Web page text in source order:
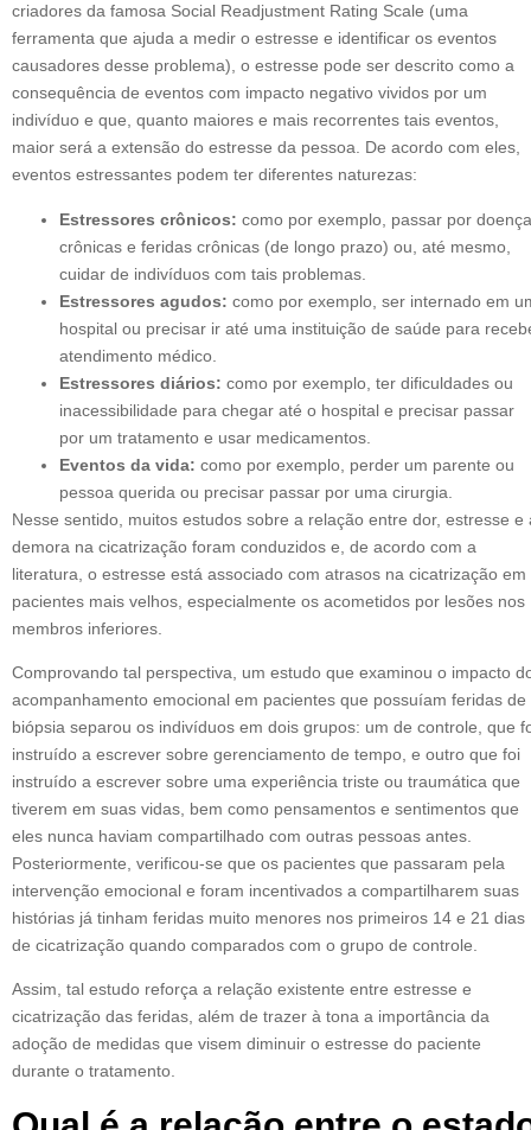
criadores da famosa Social Readjustment Rating Scale (uma
ferramenta que ajuda a medir o estresse e identificar os eventos
causadores desse problema), o estresse pode ser descrito como a
consequência de eventos com impacto negativo vividos por um
indivíduo e que, quanto maiores e mais recorrentes tais eventos,
maior será a extensão do estresse da pessoa. De acordo com eles,
eventos estressantes podem ter diferentes naturezas:
Estressores crônicos: como por exemplo, passar por
crônicas e feridas crônicas (de longo prazo) ou, até mesmo,
cuidar de indivíduos com tais problemas.
Estressores agudos: como por exemplo, ser internado em
hospital ou precisar ir até uma instituição de saúde para
atendimento médico.
Estressores diários: como por exemplo, ter dificuldades ou
inacessibilidade para chegar até o hospital e precisar passar
por um tratamento e usar medicamentos.
Eventos da vida: como por exemplo, perder um parente ou
pessoa querida ou precisar passar por uma cirurgia.
Nesse sentido, muitos estudos sobre a relação entre dor, estresse e
demora na cicatrização foram conduzidos e, de acordo com a
literatura, o estresse está associado com atrasos na cicatrização em
pacientes mais velhos, especialmente os acometidos por lesões nos
membros inferiores.
Comprovando tal perspectiva, um estudo que examinou o impacto
acompanhamento emocional em pacientes que possuíam feridas de
biópsia separou os indivíduos em dois grupos: um de controle, que
instruído a escrever sobre gerenciamento de tempo, e outro que foi
instruído a escrever sobre uma experiência triste ou traumática que
tiverem em suas vidas, bem como pensamentos e sentimentos que
eles nunca haviam compartilhado com outras pessoas antes.
Posteriormente, verificou-se que os pacientes que passaram pela
intervenção emocional e foram incentivados a compartilharem suas
histórias já tinham feridas muito menores nos primeiros 14 e 21 dias
de cicatrização quando comparados com o grupo de controle.
Assim, tal estudo reforça a relação existente entre estresse e
cicatrização das feridas, além de trazer à tona a importância da
adoção de medidas que visem diminuir o estresse do paciente
durante o tratamento.